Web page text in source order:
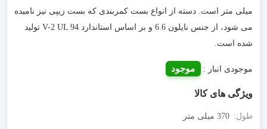
میلی متر است. دسته از انواع بست کمربندی که بست زیپی نیز نامیده
می شود، از جنس نایلون 6.6 و بر اساس استاندارد V-2 UL 94 تولید
شده است.
موجودی انبار : موجود
ویژگی های کالا
طول: 370 میلی متر